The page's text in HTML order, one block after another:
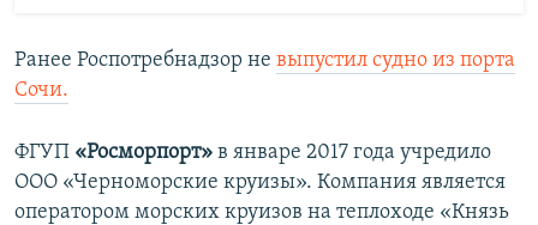
Ранее Роспотребнадзор не выпустил судно из порта
Сочи.
ФГУП «Росморпорт» в январе 2017 года учредило
ООО «Черноморские круизы». Компания является
оператором морских круизов на теплоходе «Князь